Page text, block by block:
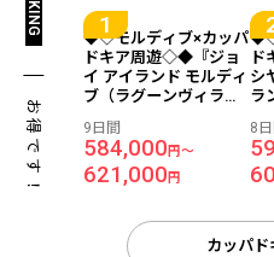
お得です！
◆◇モルディブ×カッパ
ドキア周遊◇◆『ジョ
イ アイランド モルディ
ブ（ラグーンヴィラ／
ブ）』＆『ギョレメ イ
ン ホテル』に滞在 成田
発着 ターキッシュエア
ラインズ利用 9日間
9日間
584,000円～
621,000円
◆◇
ド
シ
ラ
ブ
ン
発
8
カッパド